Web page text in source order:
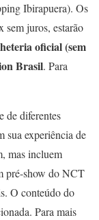
Ibirapuera). Os
sem juros, estarão
oficial (sem
Brasil. Para
de diferentes
sua experiência de
mas incluem
pré-show do NCT
O conteúdo do
Para mais